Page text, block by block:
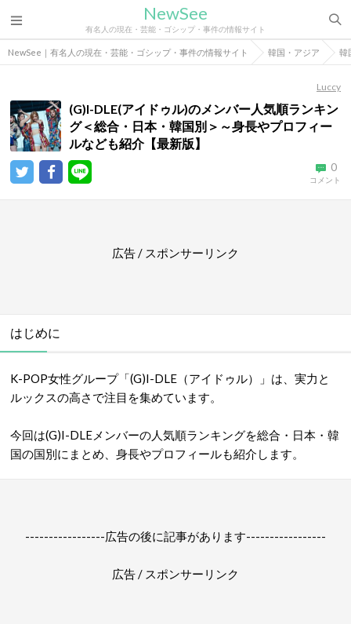
NewSee
有名人の現在・芸能・ゴシップ・事件の情報サイト
NewSee｜有名人の現在・芸能・ゴシップ・事件の情報サイト 韓国・アジア 韓
Luccy
(G)I-DLE(アイドゥル)のメンバー人気順ランキン
グ＜総合・日本・韓国別＞～身長やプロフィー
ルなども紹介【最新版】
0
コメント
広告 / スポンサーリンク
はじめに
K-POP女性グループ「(G)I-DLE（アイドゥル）」は、実力と
ルックスの高さで注目を集めています。
今回は(G)I-DLEメンバーの人気順ランキングを総合・日本・韓
国の国別にまとめ、身長やプロフィールも紹介します。
-----------------広告の後に記事があります-----------------
広告 / スポンサーリンク